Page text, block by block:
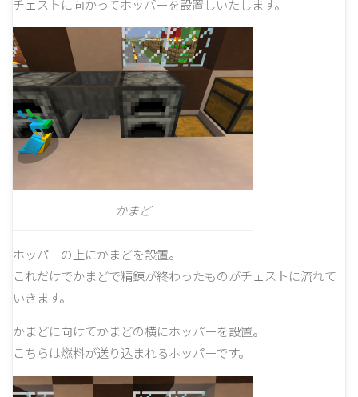
チェストに向かってホッパーを設置しいたします。
かまど
ホッパーの上にかまどを設置。
これだけでかまどで精錬が終わったものがチェストに流れて
いきます。
かまどに向けてかまどの横にホッパーを設置。
こちらは燃料が送り込まれるホッパーです。